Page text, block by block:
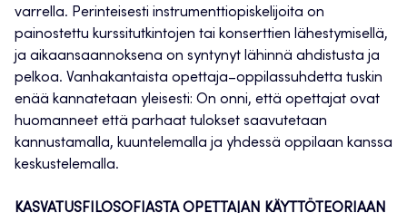
varrella. Perinteisesti instrumenttiopiskelijoita on
painostettu kurssitutkintojen tai konserttien lähestymisellä,
ja aikaansaannoksena on syntynyt lähinnä ahdistusta ja
pelkoa. Vanhakantaista opettaja–oppilassuhdetta tuskin
enää kannatetaan yleisesti: On onni, että opettajat ovat
huomanneet että parhaat tulokset saavutetaan
kannustamalla, kuuntelemalla ja yhdessä oppilaan kanssa
keskustelemalla.
KASVATUSFILOSOFIASTA OPETTAJAN KÄYTTÖTEORIAAN